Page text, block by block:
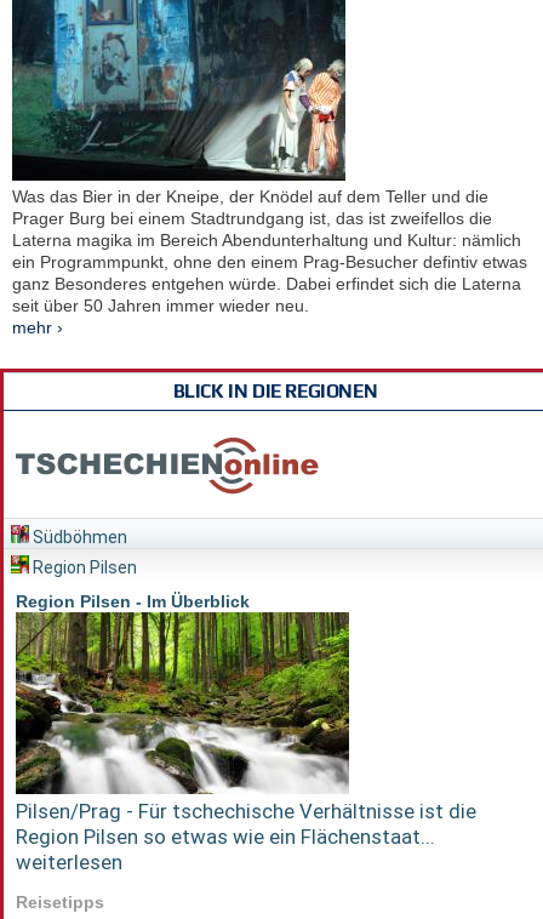
Was das Bier in der Kneipe, der Knödel auf dem Teller und die
Prager Burg bei einem Stadtrundgang ist, das ist zweifellos die
Laterna magika im Bereich Abendunterhaltung und Kultur: nämlich
ein Programmpunkt, ohne den einem Prag-Besucher defintiv etwas
ganz Besonderes entgehen würde. Dabei erfindet sich die Laterna
seit über 50 Jahren immer wieder neu.
mehr ›
BLICK IN DIE REGIONEN
Südböhmen
Region Pilsen
Region Pilsen - Im Überblick
Pilsen/Prag - Für tschechische Verhältnisse ist die
Region Pilsen so etwas wie ein Flächenstaat...
weiterlesen
Reisetipps